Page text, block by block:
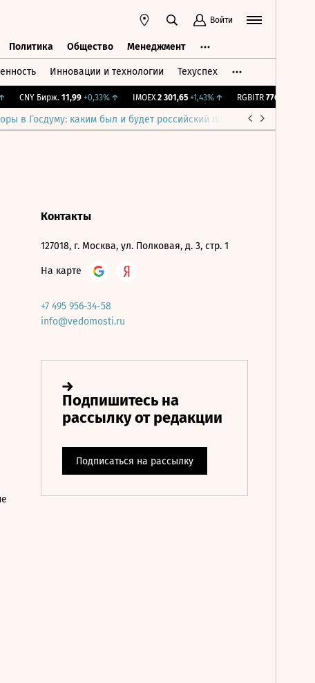
Войти
Политика Общество Менеджмент
Инновации и технологии Техуспех
CNY Бирж. 11,99 +0,33%↑ IMOEX 2 301,65 +1,43%↑ RGBITR 776,27
в Госдуму: каким был и будет российский парламент
Контакты
127018, г. Москва, ул. Полковая, д. 3, стр. 1
На карте
+7 495 956-34-58
info@vedomosti.ru